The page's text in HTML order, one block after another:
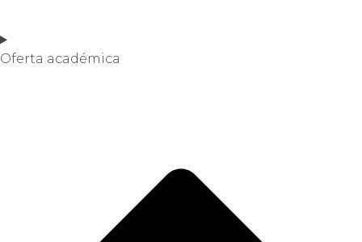
Oferta académica